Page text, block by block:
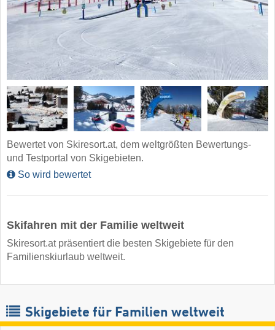
Bewertet von Skiresort.at, dem weltgrößten Bewertungs-
und Testportal von Skigebieten.
So wird bewertet
Skifahren mit der Familie weltweit
Skiresort.at präsentiert die besten Skigebiete für den
Familienskiurlaub weltweit.
Skigebiete für Familien weltweit